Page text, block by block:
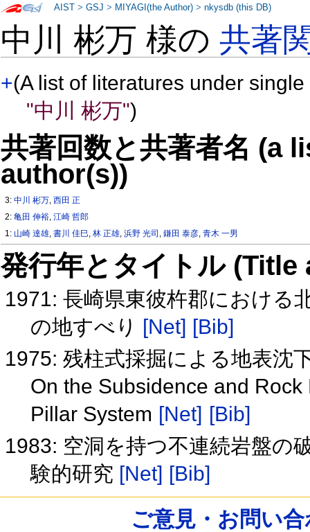
中川 彬万 様の共著
+(A list of literatures under
"中川 彬万")
共著回数と共著者名 (a
author(s))
3:中川 彬万,西田 正
2:亀田 伸裕,江崎 哲郎
1: 山崎 達雄,書川 佳巳,林 正雄,浜野 光司 ,鎌田 泰彦,青木 一男
発行年とタイトル
1971: 長崎県東彼杵郡における
の地すべり [Net] [Bib]
1975: 残柱式採掘による地表沈
On the Subsidence and
Pillar System [Net] [Bib]
1983: 空洞を持つ不連続岩盤の
験的研究 [Net] [Bib]
AIST >GSJ > MIYAGI(the Author) >nkysdb (this DB)
ご意見・お問い